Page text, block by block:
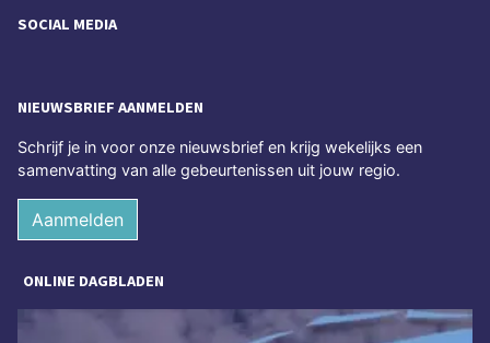
SOCIAL MEDIA
NIEUWSBRIEF AANMELDEN
Schrijf je in voor onze nieuwsbrief en krijg wekelijks een
samenvatting van alle gebeurtenissen uit jouw regio.
Aanmelden
ONLINE DAGBLADEN